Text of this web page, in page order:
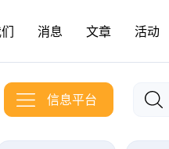
消息 文章 活动
信息平台